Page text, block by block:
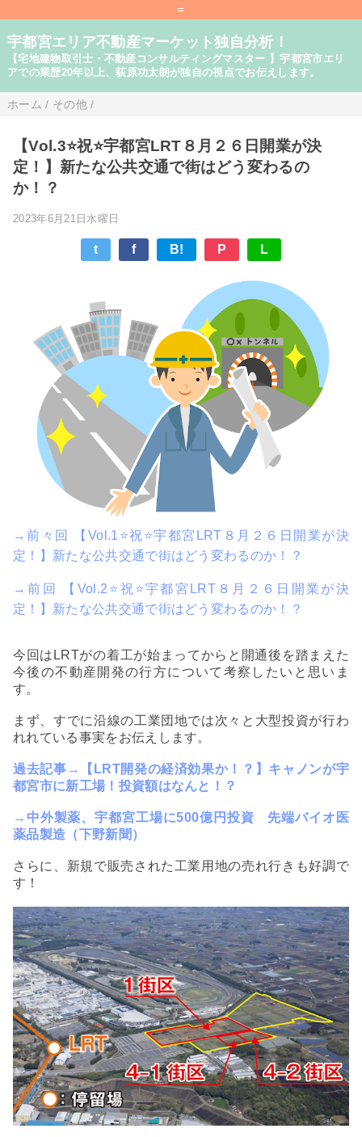
=
宇都宮エリア不動産マーケット独自分析！
【宅地建物取引士・不動産コンサルティングマスター 】宇都宮市エリ
アでの業歴20年以上、荻原功太朗が独自の視点でお伝えします。
ホーム / その他/
【Vol.3⭐祝⭐宇都宮LRT８月２６日開業が決
定！】新たな公共交通で街はどう変わるの
か！？
2023年6月21日水曜日
t f B! P L
→前々回 【Vol.1⭐祝⭐宇都宮LRT８月２６日開業が決
定！】新たな公共交通で街はどう変わるのか！？
→前回 【Vol.2⭐祝⭐宇都宮LRT８月２６日開業が決
定！】新たな公共交通で街はどう変わるのか！？
今回はLRTがの着工が始まってからと開通後を踏まえた
今後の不動産開発の行方について考察したいと思いま
す。
まず、すでに沿線の工業団地では次々と大型投資が行わ
れれている事実をお伝えします。
過去記事 →【LRT開発の経済効果か！？】キャノンが宇
都宮市に新工場！投資額はなんと！？
→ 中外製薬、宇都宮工場に500億円投資 先端バイオ医
薬品製造（下野新聞）
さらに、新規で販売された工業用地の売れ行きも好調で
す！